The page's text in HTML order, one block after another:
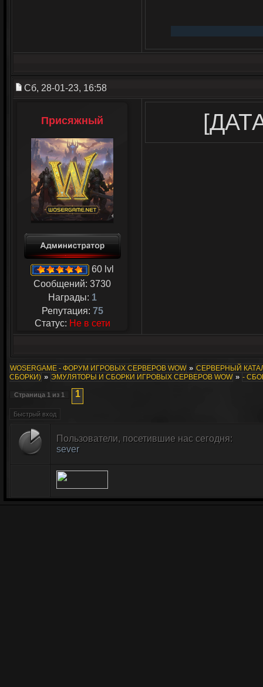
Сб, 28-01-23, 16:58
Присяжный
60 lvl
Сообщений: 3730
Награды: 1
Репутация: 75
Статус: Не в сети
WOSERGAME - ФОРУМ ИГРОВЫХ СЕРВЕРОВ WOW » СЕРВЕРНЫЙ
СБОРКИ) » ЭМУЛЯТОРЫ И СБОРКИ ИГРОВЫХ СЕРВЕРОВ WOW » -
Страница 1 из 1 1
Пользователи, посетившие нас сегодня:
sever